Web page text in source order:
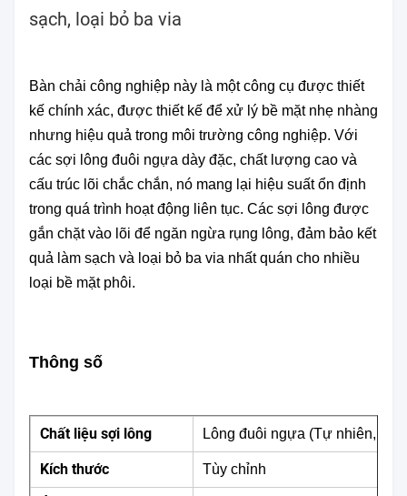
sạch, loại bỏ ba via
Bàn chải công nghiệp này là một công cụ được thiết
kế chính xác, được thiết kế để xử lý bề mặt nhẹ nhàng
nhưng hiệu quả trong môi trường công nghiệp. Với
các sợi lông đuôi ngựa dày đặc, chất lượng cao và
cấu trúc lõi chắc chắn, nó mang lại hiệu suất ổn định
trong quá trình hoạt động liên tục. Các sợi lông được
gắn chặt vào lõi để ngăn ngừa rụng lông, đảm bảo kết
quả làm sạch và loại bỏ ba via nhất quán cho nhiều
loại bề mặt phôi.
Thông số
Chất liệu sợi lông Lông đuôi ngựa (Tự nhiên,
Kích thước Tùy chỉnh